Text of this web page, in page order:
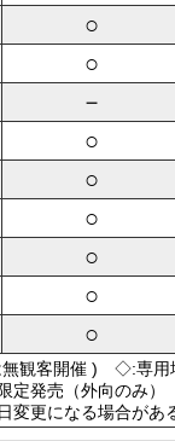
○
○
－
○
○
○
○
○
○
無観客開催 ) ◇:専
定発売（外向のみ
更になる場合があ